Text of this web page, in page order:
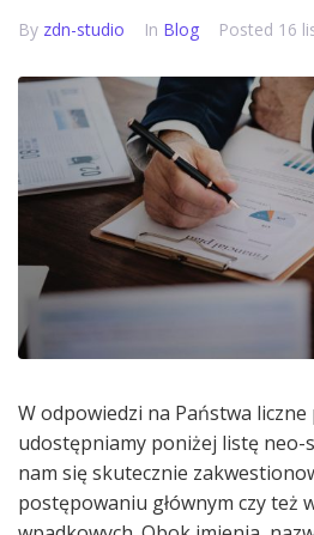
By zdn-studio In Blog Posted 16
W odpowiedzi na Państwa
udostępniamy poniżej listę neo-
nam się skutecznie
postępowaniu głównym czy też